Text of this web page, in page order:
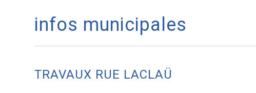
infos municipales
TRAVAUX RUE LACLAÜ